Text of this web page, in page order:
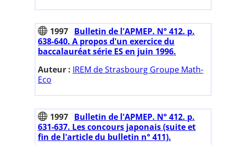
1997 Bulletin de l'APMEP. N° 412. p.
638-640. A propos d'un exercice du
baccalauréat série ES en juin 1996.
Auteur : IREM de Strasbourg Groupe Math-
Eco
1997 Bulletin de l'APMEP. N° 412. p.
631-637. Les concours japonais (suite et
fin de l'article du bulletin n° 411).